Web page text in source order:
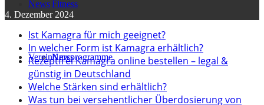
Fitness
Kursprogramme
News
News
Verein
4. Dezember 2024
Ist Kamagra für mich geeignet?
In welcher Form ist Kamagra erhältlich?
Rezeptfrei Kamagra online bestellen – legal &
günstig in Deutschland
Welche Stärken sind erhältlich?
Was tun bei versehentlicher Überdosierung von